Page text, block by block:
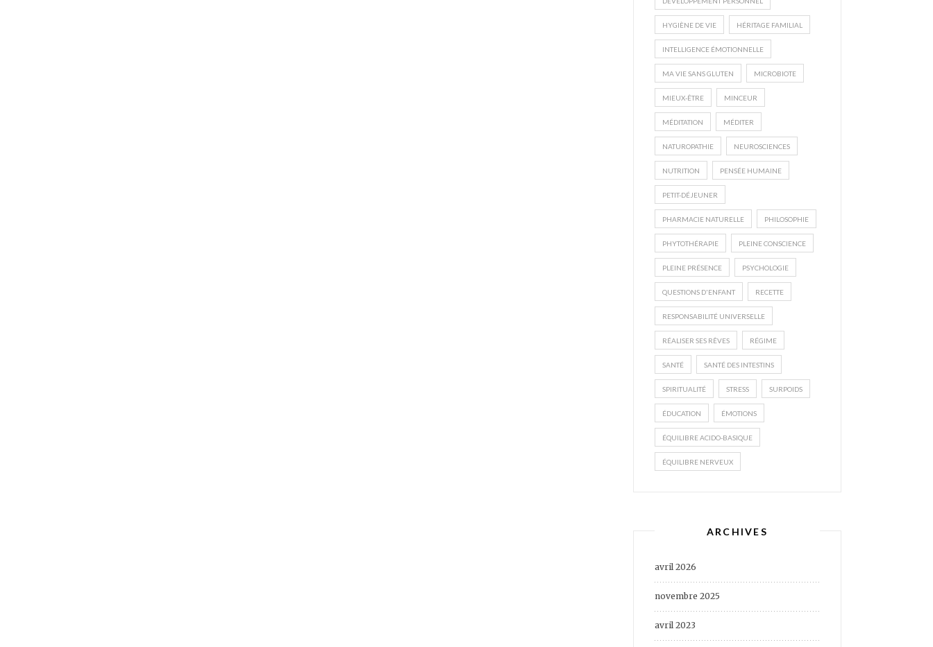
HYGIÈNE DE VIE HÉRITAGE FAMILIAL
INTELLIGENCE ÉMOTIONNELLE
MA VIE SANS GLUTEN MICROBIOTE
MIEUX-ÊTRE MINCEUR
MÉDITATION MÉDITER
NATUROPATHIE NEUROSCIENCES
NUTRITION PENSÉE HUMAINE
PETIT-DÉJEUNER
PHARMACIE NATURELLE PHILOSOPHIE
PHYTOTHÉRAPIE PLEINE CONSCIENCE
PLEINE PRÉSENCE PSYCHOLOGIE
QUESTIONS D'ENFANT RECETTE
RESPONSABILITÉ UNIVERSELLE
RÉALISER SES RÊVES RÉGIME
SANTÉ SANTÉ DES INTESTINS
SPIRITUALITÉ STRESS SURPOIDS
ÉDUCATION ÉMOTIONS
ÉQUILIBRE ACIDO-BASIQUE
ÉQUILIBRE NERVEUX
ARCHIVES
avril 2026
novembre 2025
avril 2023